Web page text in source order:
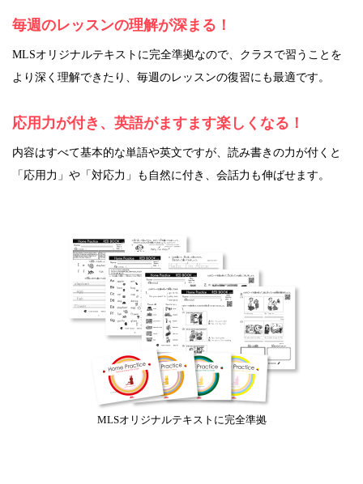
毎週のレッスンの理解が深まる！
MLSオリジナルテキストに完全準拠なので、クラスで習うことを
より深く理解できたり、毎週のレッスンの復習にも最適です。
応用力が付き、英語がますます楽しくなる！
内容はすべて基本的な単語や英文ですが、読み書きの力が付くと
「応用力」や「対応力」も自然に付き、会話力も伸ばせます。
MLSオリジナルテキストに完全準拠